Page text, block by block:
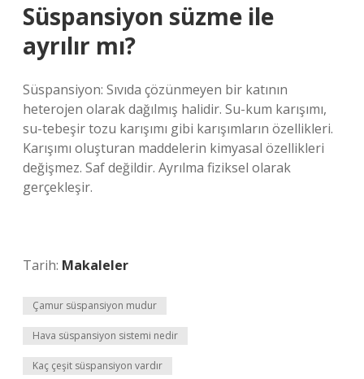
Süspansiyon süzme ile
ayrılır mı?
Süspansiyon: Sıvıda çözünmeyen bir katının
heterojen olarak dağılmış halidir. Su-kum karışımı,
su-tebeşir tozu karışımı gibi karışımların özellikleri.
Karışımı oluşturan maddelerin kimyasal özellikleri
değişmez. Saf değildir. Ayrılma fiziksel olarak
gerçekleşir.
Tarih: Makaleler
Çamur süspansiyon mudur
Hava süspansiyon sistemi nedir
Kaç çeşit süspansiyon vardır